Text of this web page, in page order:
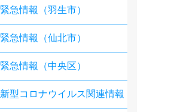
緊急情報（羽生市）
緊急情報（仙北市）
緊急情報（中央区）
新型コロナウイルス関連情報